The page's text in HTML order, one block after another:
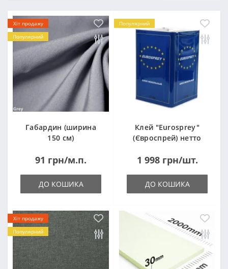
Хіт продажу
Популярний
Габардин (ширина
150 см)
91 грн/м.п.
ДО КОШИКА
Популярний
Клей "Eurosprey"
(Євроспрей) нетто
1 998 грн/шт.
ДО КОШИКА
Хіт продажу
Популярний